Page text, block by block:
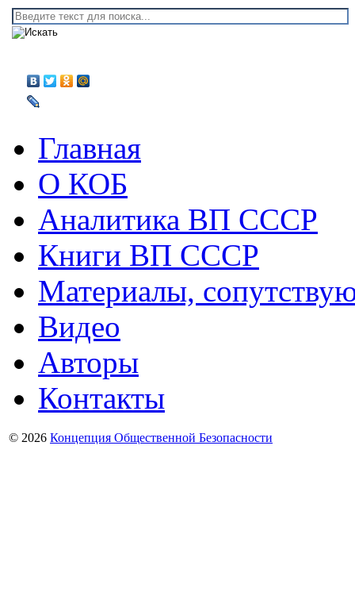
Главная
О КОБ
Аналитика ВП СССР
Книги ВП СССР
Материалы,
Видео
Авторы
Контакты
© 2026 Концепция Общественной Безопасности